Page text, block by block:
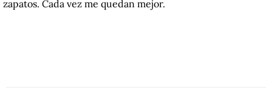
zapatos. Cada vez me quedan mejor.